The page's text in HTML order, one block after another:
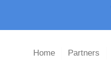
Home Partners